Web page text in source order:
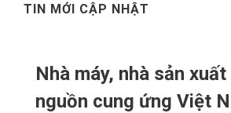
TIN MỚI CẬP NHẬT
Nhà máy, nhà sản
nguồn cung ứng Việt